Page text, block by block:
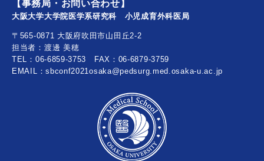
【事務局・お問い合わせ】
大阪大学大学院医学系研究科 小児成育外科医局
〒565-0871 大阪府吹田市山田丘2-2
担当者：渡邊 美穂
TEL：06-6859-3753 FAX：06-6879-3759
EMAIL：sbconf2021osaka@pedsurg.med.osaka-u.ac.jp